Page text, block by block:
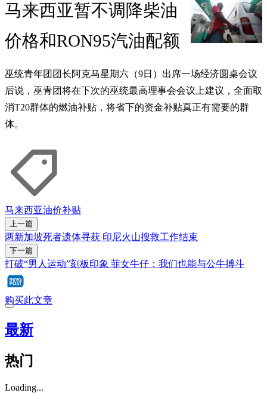
马来西亚暂不调降柴油
价格和RON95汽油配额
巫统青年团团长阿克马星期六（9日）出席一场经济圆桌会议
后说，巫青团将在下次的巫统最高理事会会议上建议，全面取
消T20群体的燃油补贴，将省下的资金补贴真正有需要的群
体。
马来西亚油价补贴
上一篇
两新加坡死者遗体寻获 印尼火山搜救工作结束
下一篇
打破“男人运动”刻板印象 菲女牛仔：我们也能与公牛搏斗
购买此文章
最新
热门
Loading...